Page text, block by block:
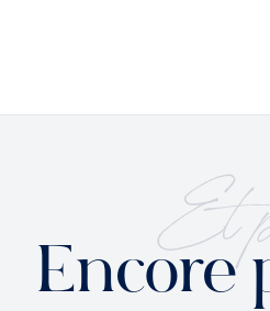
Et
Encore